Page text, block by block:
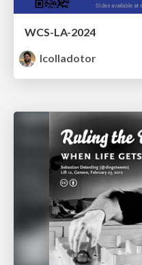
WCS-LA-2024
lcolladotor